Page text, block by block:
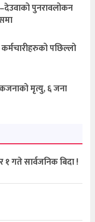
पुनरावलोकन
पछिल्लो
मृत्यु, ६ जना
गते सार्वजनिक बिदा !